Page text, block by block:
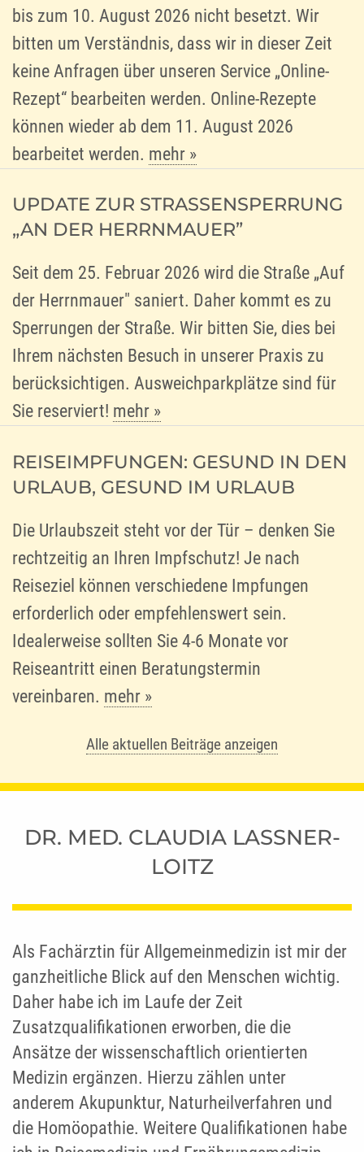
bis zum 10. August 2026 nicht besetzt. Wir
bitten um Verständnis, dass wir in dieser Zeit
keine Anfragen über unseren Service „Online-
Rezept“ bearbeiten werden. Online-Rezepte
können wieder ab dem 11. August 2026
bearbeitet werden. mehr »
UPDATE ZUR STRASSENSPERRUNG „
AN DER HERRNMAUER”
Seit dem 25. Februar 2026 wird die Straße „Auf
der Herrnmauer" saniert. Daher kommt es zu
Sperrungen der Straße. Wir bitten Sie, dies bei
Ihrem nächsten Besuch in unserer Praxis zu
berücksichtigen. Ausweichparkplätze sind für
Sie reserviert! mehr »
REISEIMPFUNGEN: GESUND IN DEN
URLAUB, GESUND IM URLAUB
Die Urlaubszeit steht vor der Tür – denken Sie
rechtzeitig an Ihren Impfschutz! Je nach
Reiseziel können verschiedene Impfungen
erforderlich oder empfehlenswert sein.
Idealerweise sollten Sie 4-6 Monate vor
Reiseantritt einen Beratungstermin
vereinbaren. mehr »
Alle aktuellen Beiträge anzeigen
DR. MED. CLAUDIA LASSNER-
LOITZ
Als Fachärztin für Allgemeinmedizin ist mir der
ganzheitliche Blick auf den Menschen wichtig.
Daher habe ich im Laufe der Zeit
Zusatzqualifikationen erworben, die die
Ansätze der wissenschaftlich orientierten
Medizin ergänzen. Hierzu zählen unter
anderem Akupunktur, Naturheilverfahren und
die Homöopathie. Weitere Qualifikationen habe